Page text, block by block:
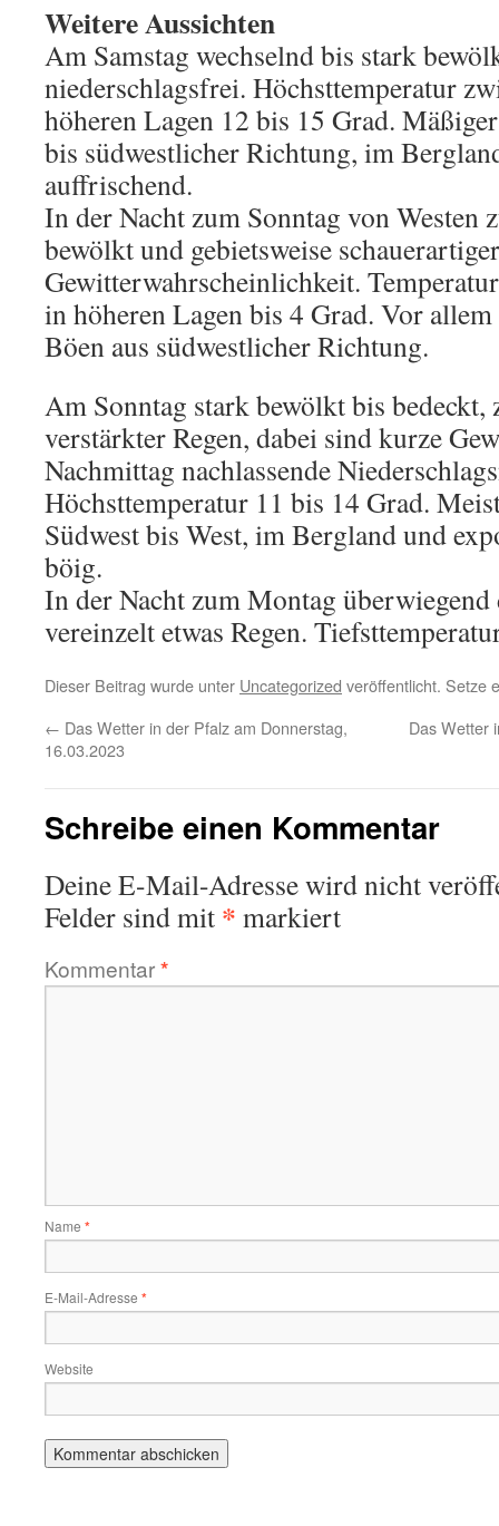
Weitere Aussichten
Am Samstag wechselnd bis stark
niederschlagsfrei. Höchsttemperatur
höheren Lagen 12 bis 15 Grad.
bis südwestlicher Richtung, im
auffrischend.
In der Nacht zum Sonntag von Westen
bewölkt und gebietsweise
Gewitterwahrscheinlichkeit.
in höheren Lagen bis 4 Grad. Vor
Böen aus südwestlicher Richtung.
Am Sonntag stark bewölkt bis bedeckt,
verstärkter Regen, dabei sind kurze
Nachmittag nachlassende
Höchsttemperatur 11 bis 14 Grad.
Südwest bis West, im Bergland und
böig.
In der Nacht zum Montag
vereinzelt etwas Regen.
Dieser Beitrag wurde unter Uncategorized veröffentlicht. Setze
← Das Wetter in der Pfalz am Donnerstag,
16.03.2023
Das Wetter
Schreibe einen Kommentar
Deine E-Mail-Adresse wird nicht
Felder sind mit * markiert
Kommentar*
Name *
E-Mail-Adresse *
Website